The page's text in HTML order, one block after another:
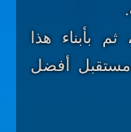
بأبناء هذا
مستقبل أفضل